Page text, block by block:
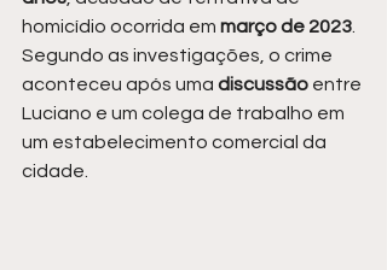
homicídio ocorrida em março de 2023
Segundo as investigações, o crime
aconteceu após uma discussão entre
Luciano e um colega de trabalho em
um estabelecimento comercial da
cidade.